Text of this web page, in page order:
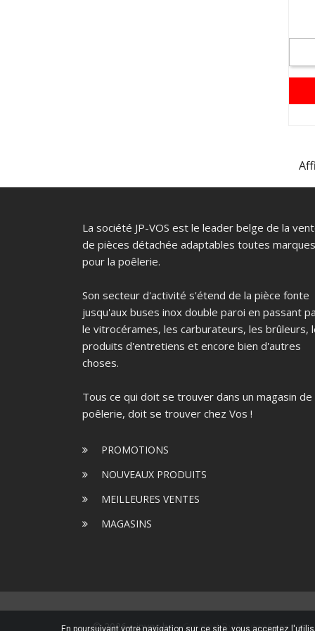
La société JP-VOS est le leader belge de la
de pièces détachée adaptables toutes marques
pour la poêlerie.
Son secteur d'activité s'étend de la pièce fonte
jusqu'aux buses inox double paroi en passant
le vitrocérames, les carburateurs, les brûleurs,
produits d'entretiens et encore bien d'autres
choses.
Tous ce qui doit se trouver dans un magasin de
poêlerie, doit se trouver chez Vos !
PROMOTIONS
NOUVEAUX PRODUITS
MEILLEURES VENTES
MAGASINS
© 2026 - jpvos.be - Created By NageoConcept
En poursuivant votre navigation sur ce site, vous acceptez